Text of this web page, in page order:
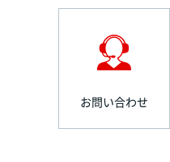
お問い合わせ